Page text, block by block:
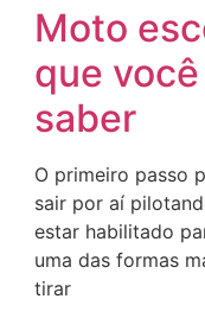
Moto
que
saber
O primeiro passo
sair por aí
estar habilitado
uma das formas
tirar